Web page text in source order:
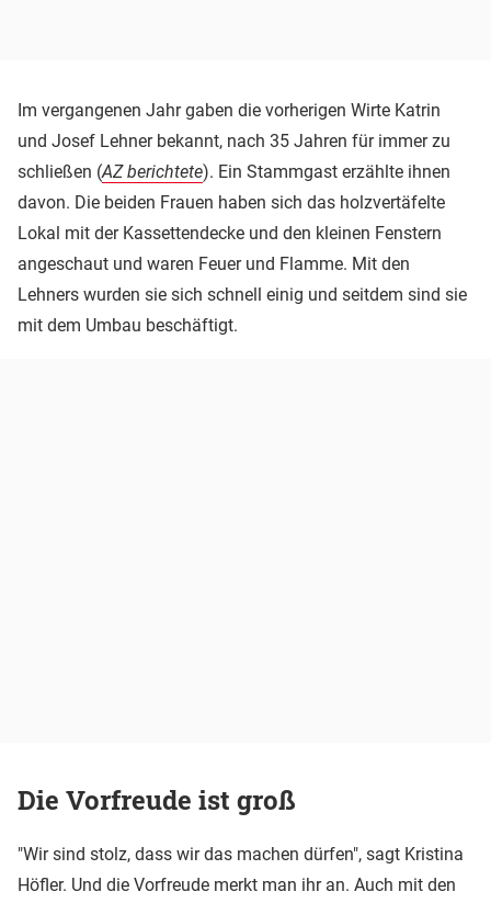
Im vergangenen Jahr gaben die vorherigen Wirte Katrin
und Josef Lehner bekannt, nach 35 Jahren für immer zu
schließen (AZ berichtete). Ein Stammgast erzählte ihnen
davon. Die beiden Frauen haben sich das holzvertäfelte
Lokal mit der Kassettendecke und den kleinen Fenstern
angeschaut und waren Feuer und Flamme. Mit den
Lehners wurden sie sich schnell einig und seitdem sind sie
mit dem Umbau beschäftigt.
Die Vorfreude ist groß
"Wir sind stolz, dass wir das machen dürfen", sagt Kristina
Höfler. Und die Vorfreude merkt man ihr an. Auch mit den